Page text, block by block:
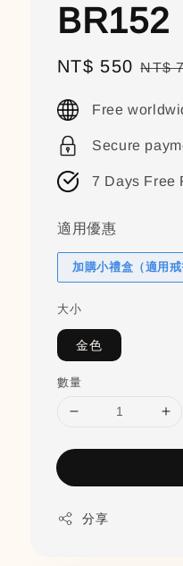
BR152
Sale
NT$ 550 NT$
Free
Secure
7 Days Free
適用優惠
加購小禮盒（適用
大小
金色
數量
分享